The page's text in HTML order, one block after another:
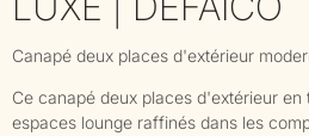
Canapé deux places d'extérieur
Ce canapé deux places d'extérieur
espaces lounge raffinés dans les